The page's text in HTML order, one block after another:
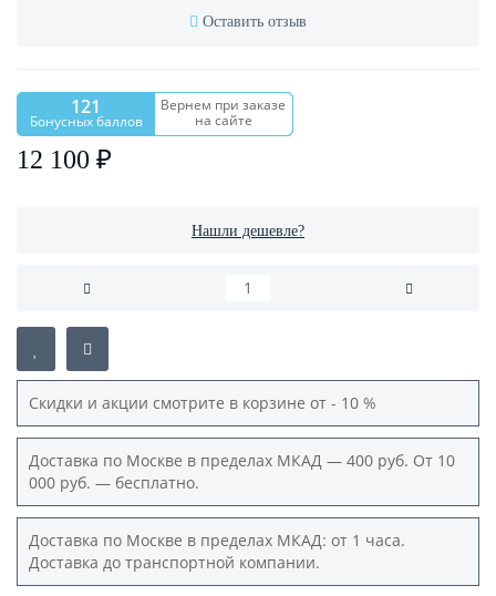
Оставить отзыв
121
Бонусных баллов
Вернем при заказе
на сайте
12 100 ₽
Нашли дешевле?
Скидки и акции смотрите в корзине от - 10 %
Доставка по Москве в пределах МКАД — 400 руб. От 10
000 руб. — бесплатно.
Доставка по Москве в пределах МКАД: от 1 часа.
Доставка до транспортной компании.